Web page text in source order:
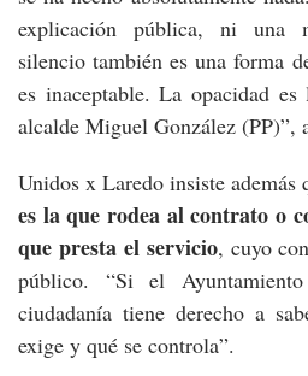
explicación pública, ni una
silencio también es una forma
es inaceptable. La opacidad
alcalde Miguel González (PP)”,
Unidos x Laredo insiste además
es la que rodea al contrato o
que presta el servicio, cuyo
público. “Si el
ciudadanía tiene derecho a
exige y qué se controla”.